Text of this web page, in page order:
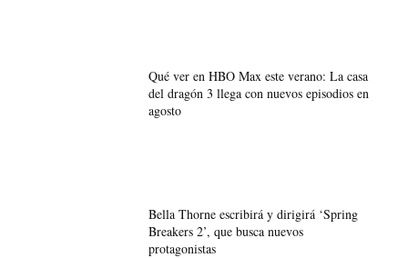
Qué ver en HBO Max este verano: La casa
del dragón 3 llega con nuevos episodios en
agosto
Bella Thorne escribirá y dirigirá ‘Spring
Breakers 2’, que busca nuevos
protagonistas